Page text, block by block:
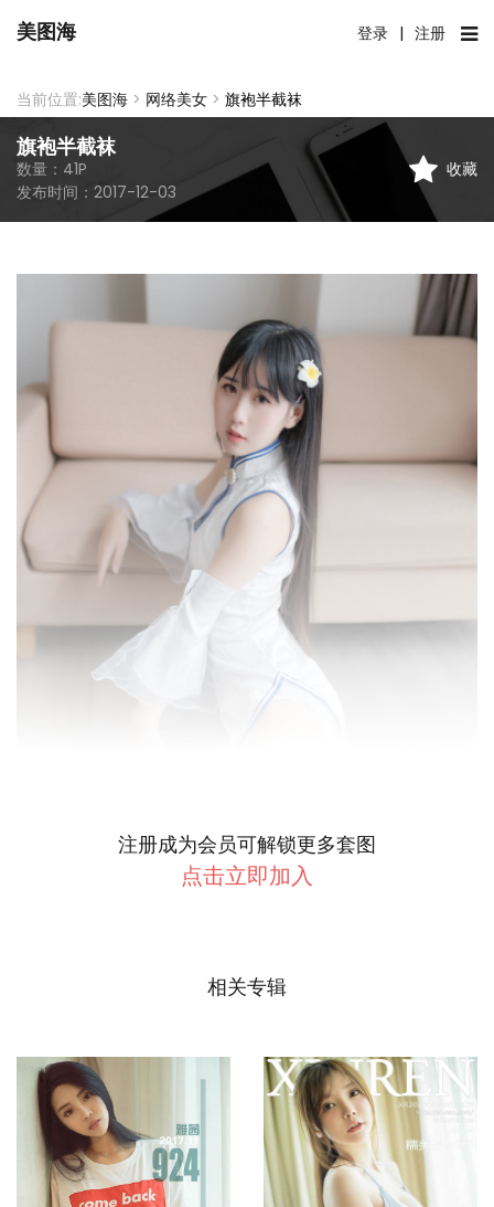
美图海 登录 | 注册
当前位置:美图海 > 网络美女 > 旗袍半截袜
旗袍半截袜
数量： 41P
发布时间： 2017-12-03
收藏
注册成为会员可解锁更多套图
点击立即加入
相关专辑